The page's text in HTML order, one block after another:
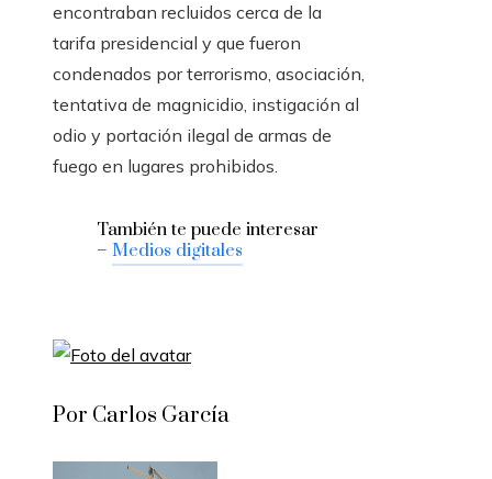
encontraban recluidos cerca de la
tarifa presidencial y que fueron
condenados por terrorismo, asociación,
tentativa de magnicidio, instigación al
odio y portación ilegal de armas de
fuego en lugares prohibidos.
También te puede interesar
– Medios digitales
Por Carlos García